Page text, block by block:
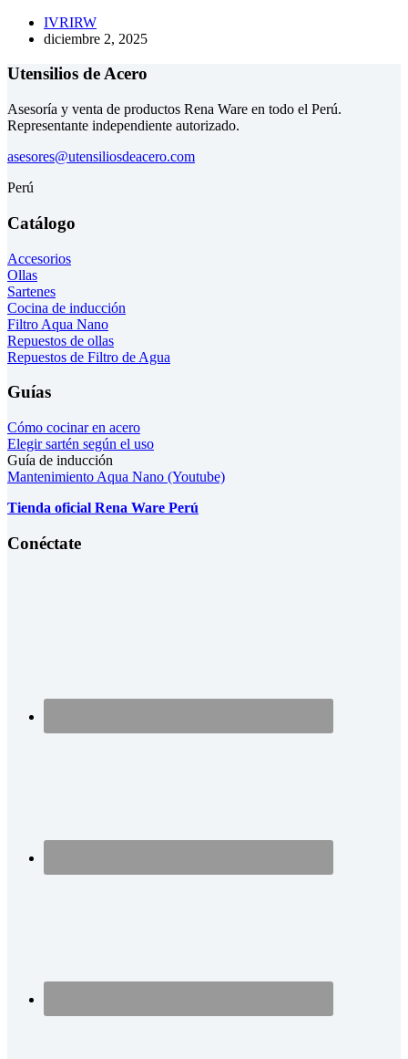
IVRIRW
diciembre 2, 2025
Utensilios de Acero
Asesoría y venta de productos Rena Ware en todo el Perú.
Representante independiente autorizado.
asesores@utensiliosdeacero.com
Perú
Catálogo
Accesorios
Ollas
Sartenes
Cocina de inducción
Filtro Aqua Nano
Repuestos de ollas
Repuestos de Filtro de Agua
Guías
Cómo cocinar en acero
Elegir sartén según el uso
Guía de inducción
Mantenimiento Aqua Nano (Youtube)
Tienda oficial Rena Ware Perú
Conéctate